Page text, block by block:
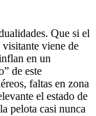
Que si el
viene de
en un
de este
faltas en zona
el estado de
pelota casi nunca